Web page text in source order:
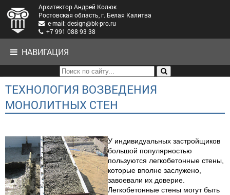
Архитектор Андрей Колюк
Ростовская область, г. Белая Калитва
e-mail: design@bk-pro.ru
+7 991 088 93 38
НАВИГАЦИЯ
ТЕХНОЛОГИЯ ВОЗВЕДЕНИЯ
МОНОЛИТНЫХ СТЕН
У индивидуальных застройщиков
большой популярностью
пользуются легкобетонные стены,
которые вполне заслужено,
завоевали их доверие.
Легкобетонные стены могут быть